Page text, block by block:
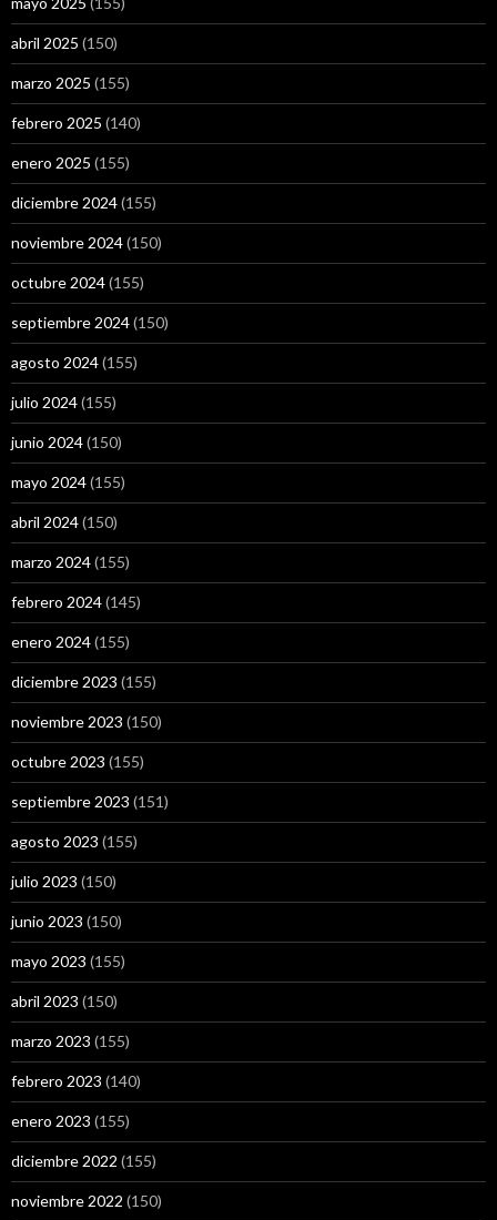
abril 2025 (150)
marzo 2025 (155)
febrero 2025 (140)
enero 2025 (155)
diciembre 2024(155)
noviembre 2024(150)
octubre 2024(155)
septiembre 2024(150)
agosto 2024(155)
julio 2024(155)
junio 2024(150)
mayo 2024(155)
abril 2024(150)
marzo 2024(155)
febrero 2024(145)
enero 2024(155)
diciembre 2023 (155)
noviembre 2023 (150)
octubre 2023 (155)
septiembre 2023 (151)
agosto 2023 (155)
julio 2023 (150)
junio 2023 (150)
mayo 2023 (155)
abril 2023 (150)
marzo 2023 (155)
febrero 2023 (140)
enero 2023 (155)
diciembre 2022 (155)
noviembre 2022 (150)